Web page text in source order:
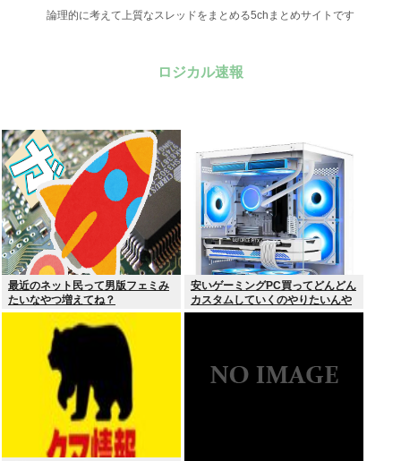
論理的に考えて上質なスレッドをまとめる5chまとめサイトです
ロジカル速報
最近のネット民って男版フェミみ
たいなやつ増えてね？
安いゲーミングPC買ってどんどん
カスタムしていくのやりたいんや
が